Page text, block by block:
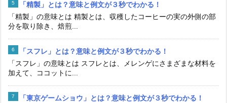
「精製」とは？意味と例文が３秒でわかる！
「精製」の意味とは 精製とは、収穫したコーヒーの実の外側の部
分を取り除き、焙煎...
「スフレ」とは？意味と例文が３秒でわかる！
「スフレ」の意味とは スフレとは、メレンゲにさまざまな材料を
加えて、ココットに...
「東京ゲームショウ」とは？意味と例文が３秒でわかる！